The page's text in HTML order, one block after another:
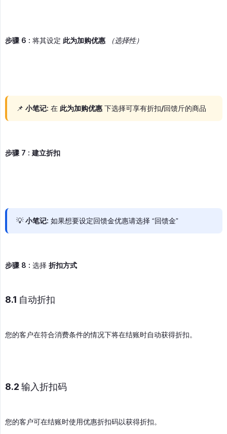
步骤 6 : 将其设定 此为加购优惠 （选择性）
📌 小笔记: 在 此为加购优惠 下选择可享有折扣/回馈斤的商品
步骤 7 : 建立折扣
💡小笔记: 如果想要设定回馈金优惠请选择 “回馈金”
步骤 8 : 选择 折扣方式
8.1 自动折扣
您的客户在符合消费条件的情况下将在结账时自动获得折扣。
8.2 输入折扣码
您的客户可在结账时使用优惠折扣码以获得折扣。